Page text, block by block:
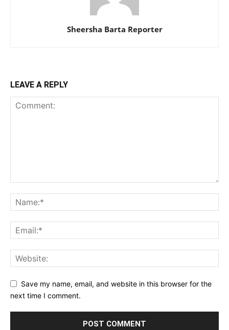
Sheersha Barta Reporter
LEAVE A REPLY
Save my name, email, and website in this browser for the
next time I comment.